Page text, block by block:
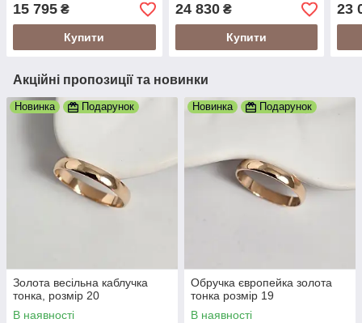
15 795 ₴
Купити
24 830₴
Купити
23
Акційні пропозиції та новинки
Новинка Подарунок
Золота весільна каблучка
тонка, розмір 20
В наявності
Новинка Подарунок
Обручка європейка золота
тонка розмір 19
В наявності